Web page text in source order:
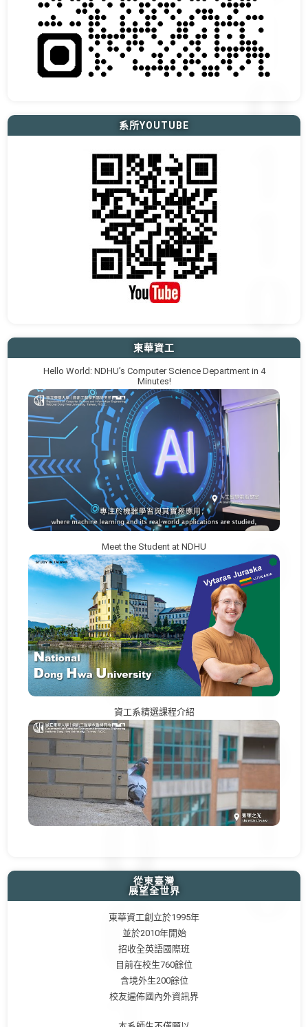
系所YOUTUBE
東華資工
Hello World: NDHU’s Computer Science Department in 4
Minutes!
Meet the Student at NDHU
資工系精選課程介紹
從東臺灣
展望全世界
東華資工創立於1995年
並於2010年開始
招收全英語國際班
目前在校生760餘位
含境外生200餘位
校友遍佈國內外資訊界